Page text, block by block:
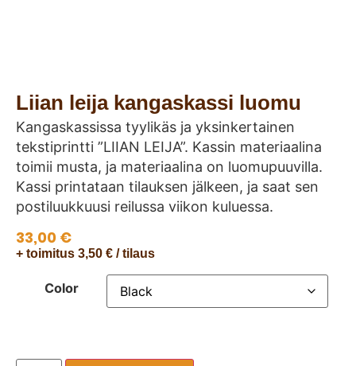
Liian leija kangaskassi luomu
Kangaskassissa tyylikäs ja yksinkertainen
tekstiprintti ”LIIAN LEIJA”. Kassin materiaalina
toimii musta, ja materiaalina on luomupuuvilla.
Kassi printataan tilauksen jälkeen, ja saat sen
postiluukkuusi reilussa viikon kuluessa.
33,00 €
+ toimitus 3,50 € / tilaus
Color